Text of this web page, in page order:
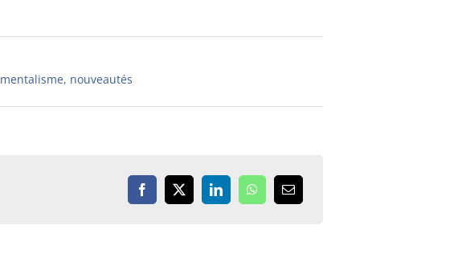
mentalisme, nouveautés